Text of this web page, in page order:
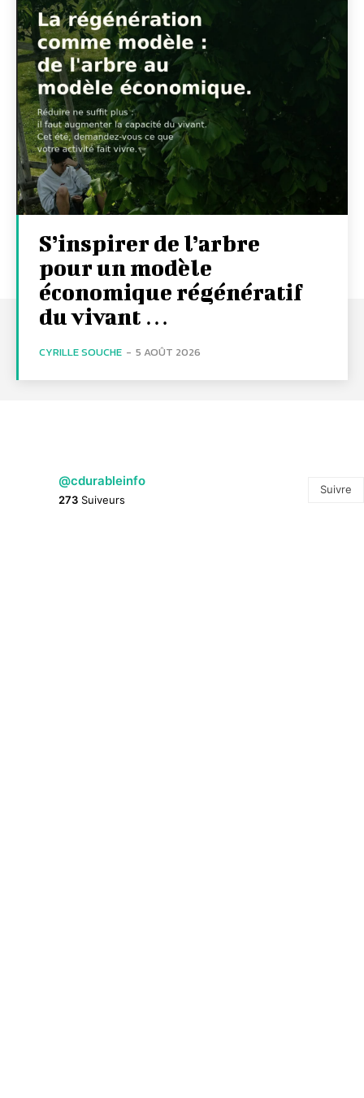
S’inspirer de l’arbre
pour un modèle
économique régénératif
du vivant …
CYRILLE SOUCHE - 5 AOÛT 2026
@cdurableinfo
273 Suiveurs
Suivre